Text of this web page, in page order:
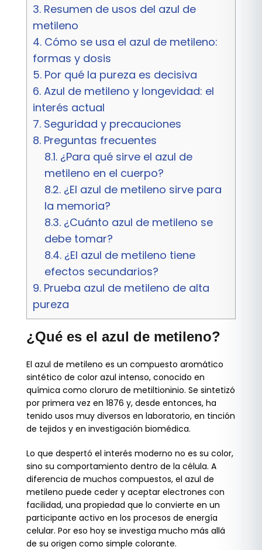
3. Resumen de usos del azul de
metileno
4. Cómo se usa el azul de metileno:
formas y dosis
5. Por qué la pureza es decisiva
6. Azul de metileno y longevidad: el
interés actual
7. Seguridad y precauciones
8. Preguntas frecuentes
8.1.¿Para qué sirve el azul de
metileno en el cuerpo?
8.2.¿El azul de metileno sirve para
la memoria?
8.3.¿Cuánto azul de metileno se
debe tomar?
8.4.¿El azul de metileno tiene
efectos secundarios?
9. Prueba azul de metileno de alta
pureza
¿Qué es el azul de metileno?
El azul de metileno es un compuesto aromático
sintético de color azul intenso, conocido en
química como cloruro de metiltioninio. Se sintetizó
por primera vez en 1876 y, desde entonces, ha
tenido usos muy diversos en laboratorio, en tinción
de tejidos y en investigación biomédica.
Lo que despertó el interés moderno no es su color,
sino su comportamiento dentro de la célula. A
diferencia de muchos compuestos, el azul de
metileno puede ceder y aceptar electrones con
facilidad, una propiedad que lo convierte en un
participante activo en los procesos de energía
celular. Por eso hoy se investiga mucho más allá
de su origen como simple colorante.